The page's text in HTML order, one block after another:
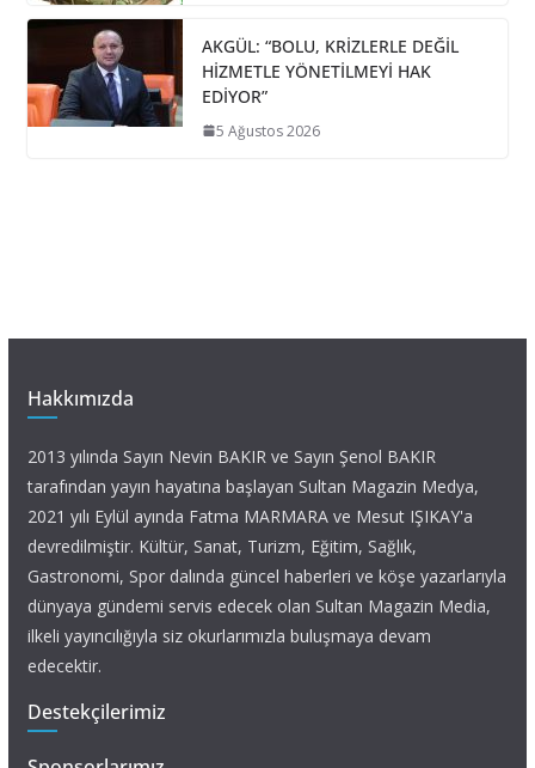
AKGÜL: “BOLU, KRİZLERLE DEĞİL
HİZMETLE YÖNETİLMEYİ HAK
EDİYOR”
5 Ağustos 2026
Hakkımızda
2013 yılında Sayın Nevin BAKIR ve Sayın Şenol BAKIR
tarafından yayın hayatına başlayan Sultan Magazin Medya,
2021 yılı Eylül ayında Fatma MARMARA ve Mesut IŞIKAY'a
devredilmiştir. Kültür, Sanat, Turizm, Eğitim, Sağlık,
Gastronomi, Spor dalında güncel haberleri ve köşe yazarlarıyla
dünyaya gündemi servis edecek olan Sultan Magazin Media,
ilkeli yayıncılığıyla siz okurlarımızla buluşmaya devam
edecektir.
Destekçilerimiz